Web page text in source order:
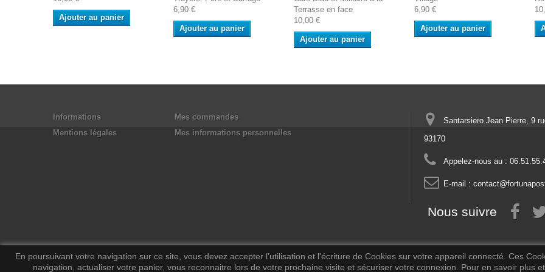
Ajouter au panier
6,90 €
Ajouter au panier
Terrasse en face
10,00 €
Ajouter au panier
6,90 €
Ajouter au panier
Informations
Mentions légales
Mes commandes
Mes informations personnelles
Santarsiero Jean Pierre, 9
93170
Appelez-nous au :
E-mail :
Nous suivre
En poursuivant votre navigation sur ce site, vous devez accepter l’utilisation et l'écriture de Cookies sur votre appareil connecté. Ces
navigation, actualiser votre panier, vous reconnaitre lors de votre prochaine visite et sécuriser votre connexion. Pour en savoir plus